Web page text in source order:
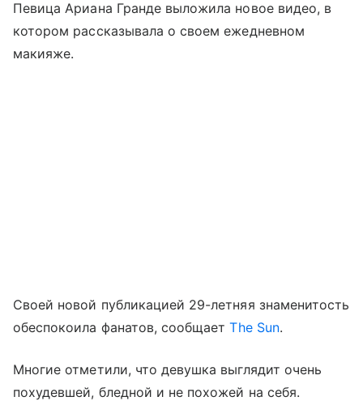
Певица Ариана Гранде выложила новое видео, в
котором рассказывала о своем ежедневном
макияже.
Своей новой публикацией 29-летняя знаменитость
обеспокоила фанатов, сообщаетThe Sun.
Многие отметили, что девушка выглядит очень
похудевшей, бледной и не похожей на себя.